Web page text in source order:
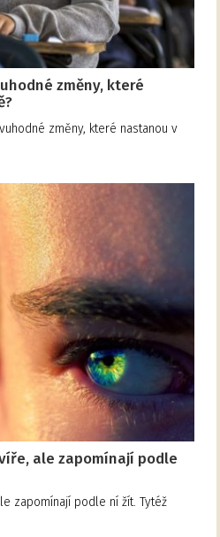
změny, které
změny, které nastanou v
ale zapomínají podle
zapomínají podle ní žít. Tytéž